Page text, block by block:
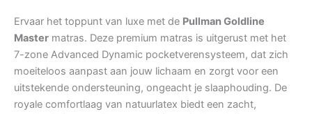
Ervaar het toppunt van luxe met de Pullman Goldline
Master matras. Deze premium matras is uitgerust met het
7-zone Advanced Dynamic pocketverensysteem, dat zich
moeiteloos aanpast aan jouw lichaam en zorgt voor een
uitstekende ondersteuning, ongeacht je slaaphouding. De
royale comfortlaag van natuurlatex biedt een zacht,